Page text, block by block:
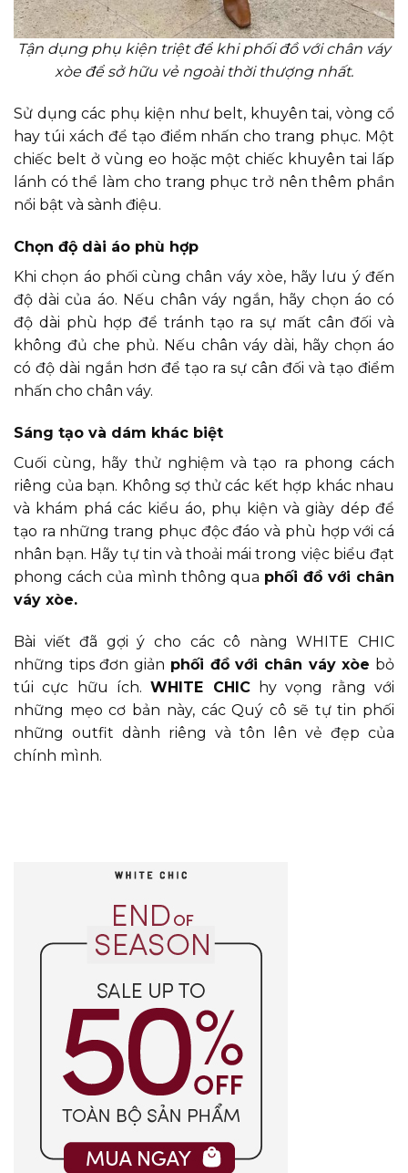
Tận dụng phụ kiện triệt để khi phối đồ với chân váy
xòe để sở hữu vẻ ngoài thời thượng nhất.
Sử dụng các phụ kiện như belt, khuyên tai, vòng cổ
hay túi xách để tạo điểm nhấn cho trang phục. Một
chiếc belt ở vùng eo hoặc một chiếc khuyên tai lấp
lánh có thể làm cho trang phục trở nên thêm phần
nổi bật và sành điệu.
Chọn độ dài áo phù hợp
Khi chọn áo phối cùng chân váy xòe, hãy lưu ý đến
độ dài của áo. Nếu chân váy ngắn, hãy chọn áo có
độ dài phù hợp để tránh tạo ra sự mất cân đối và
không đủ che phủ. Nếu chân váy dài, hãy chọn áo
có độ dài ngắn hơn để tạo ra sự cân đối và tạo điểm
nhấn cho chân váy.
Sáng tạo và dám khác biệt
Cuối cùng, hãy thử nghiệm và tạo ra phong cách
riêng của bạn. Không sợ thử các kết hợp khác nhau
và khám phá các kiểu áo, phụ kiện và giày dép để
tạo ra những trang phục độc đáo và phù hợp với cá
nhân bạn. Hãy tự tin và thoải mái trong việc biểu đạt
phong cách của mình thông qua phối đồ với chân
váy xòe.
Bài viết đã gợi ý cho các cô nàng WHITE CHIC
những tips đơn giản phối đồ với chân váy xòe bỏ
túi cực hữu ích.WHITE CHIChy vọng rằng với
những mẹo cơ bản này, các Quý cô sẽ tự tin phối
những outfit dành riêng và tôn lên vẻ đẹp của
chính mình.